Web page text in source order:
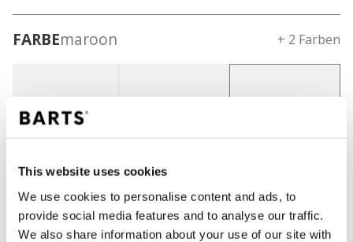
This website uses cookies
We use cookies to personalise content and ads, to
provide social media features and to analyse our traffic.
We also share information about your use of our site with
FARBEmaroon + 2 Farben